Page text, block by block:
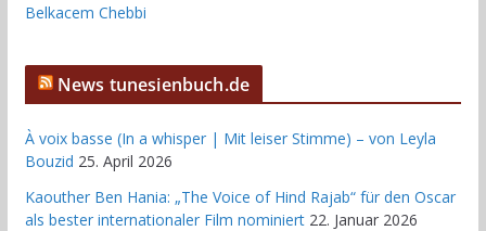
Belkacem Chebbi
News tunesienbuch.de
À voix basse (In a whisper | Mit leiser Stimme) – von Leyla
Bouzid 25. April 2026
Kaouther Ben Hania: „The Voice of Hind Rajab“ für den Oscar
als bester internationaler Film nominiert 22. Januar 2026